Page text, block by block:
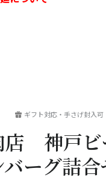
ギフト対応・手さげ封入可
店 神戸ビ
ーグ詰